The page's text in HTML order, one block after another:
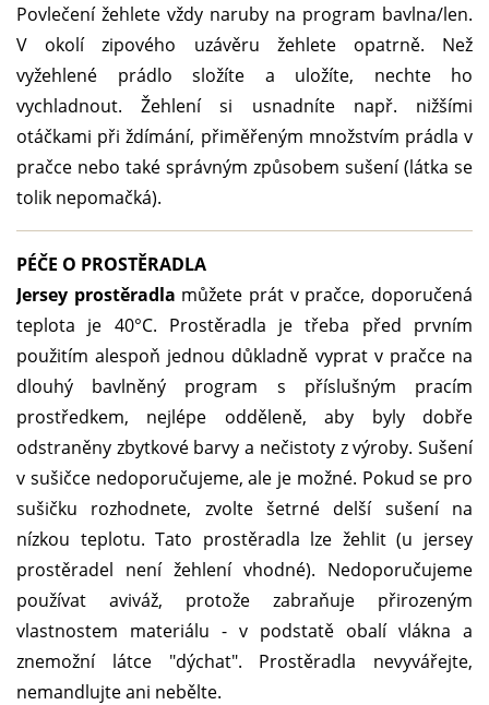
Povlečení žehlete vždy naruby na program bavlna/len.
V okolí zipového uzávěru žehlete opatrně. Než
vyžehlené prádlo složíte a uložíte, nechte ho
vychladnout. Žehlení si usnadníte např. nižšími
otáčkami při ždímání, přiměřeným množstvím prádla v
pračce nebo také správným způsobem sušení (látka se
tolik nepomačká).
PÉČE O PROSTĚRADLA
Jersey prostěradla můžete prát v pračce, doporučená
teplota je 40°C. Prostěradla je třeba před prvním
použitím alespoň jednou důkladně vyprat v pračce na
dlouhý bavlněný program s příslušným pracím
prostředkem, nejlépe odděleně, aby byly dobře
odstraněny zbytkové barvy a nečistoty z výroby. Sušení
v sušičce nedoporučujeme, ale je možné. Pokud se pro
sušičku rozhodnete, zvolte šetrné delší sušení na
nízkou teplotu. Tato prostěradla lze žehlit (u jersey
prostěradel není žehlení vhodné). Nedoporučujeme
používat aviváž, protože zabraňuje přirozeným
vlastnostem materiálu - v podstatě obalí vlákna a
znemožní látce "dýchat". Prostěradla nevyvářejte,
nemandlujte ani nebělte.